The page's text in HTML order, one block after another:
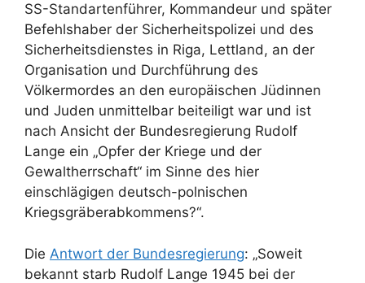
SS-Standartenführer, Kommandeur und später
Befehlshaber der Sicherheitspolizei und des
Sicherheitsdienstes in Riga, Lettland, an der
Organisation und Durchführung des
Völkermordes an den europäischen Jüdinnen
und Juden unmittelbar beiteiligt war und ist
nach Ansicht der Bundesregierung Rudolf
Lange ein „Opfer der Kriege und der
Gewaltherrschaft“ im Sinne des hier
einschlägigen deutsch-polnischen
Kriegsgräberabkommens?“.
Die Antwort der Bundesregierung: „Soweit
bekannt starb Rudolf Lange 1945 bei der